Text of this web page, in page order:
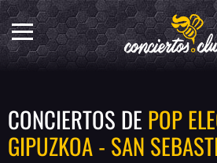
CONCIERTOS DE POP
GIPUZKOA - SAN